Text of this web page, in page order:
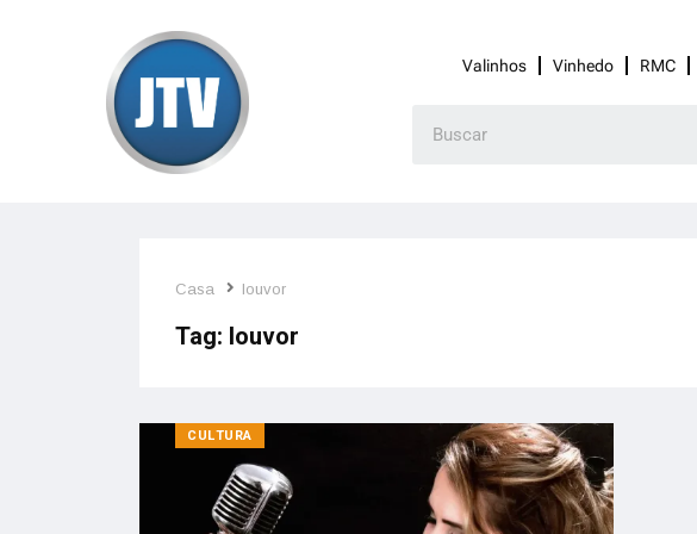
Valinhos Vinhedo RMC
Casa louvor
Tag: louvor
CULTURA